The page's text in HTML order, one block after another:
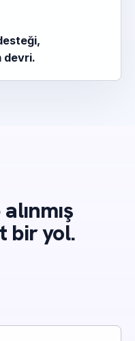
devri.
bir yol.